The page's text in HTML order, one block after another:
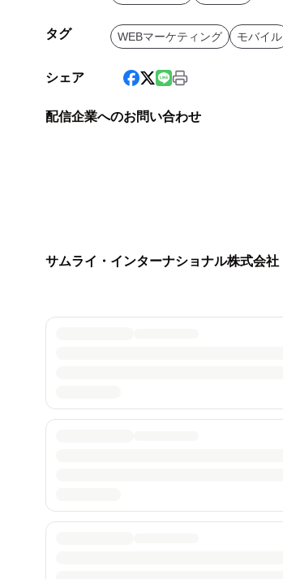
タグ WEBマーケティング モバイル
シェア
配信企業へのお問い合わせ
サムライ・インターナショナル株式会社